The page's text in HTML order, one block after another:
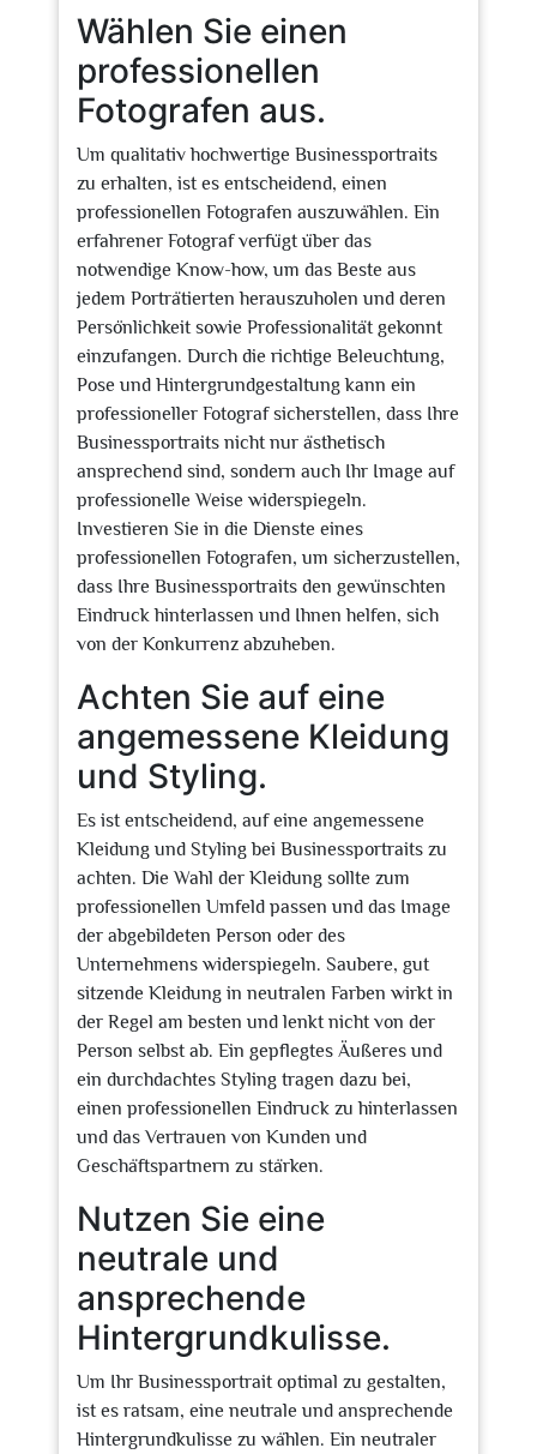
Wählen Sie einen
professionellen
Fotografen aus.
Um qualitativ hochwertige Businessportraits
zu erhalten, ist es entscheidend, einen
professionellen Fotografen auszuwählen. Ein
erfahrener Fotograf verfügt über das
notwendige Know-how, um das Beste aus
jedem Porträtierten herauszuholen und deren
Persönlichkeit sowie Professionalität gekonnt
einzufangen. Durch die richtige Beleuchtung,
Pose und Hintergrundgestaltung kann ein
professioneller Fotograf sicherstellen, dass Ihre
Businessportraits nicht nur ästhetisch
ansprechend sind, sondern auch Ihr Image auf
professionelle Weise widerspiegeln.
Investieren Sie in die Dienste eines
professionellen Fotografen, um sicherzustellen,
dass Ihre Businessportraits den gewünschten
Eindruck hinterlassen und Ihnen helfen, sich
von der Konkurrenz abzuheben.
Achten Sie auf eine
angemessene Kleidung
und Styling.
Es ist entscheidend, auf eine angemessene
Kleidung und Styling bei Businessportraits zu
achten. Die Wahl der Kleidung sollte zum
professionellen Umfeld passen und das Image
der abgebildeten Person oder des
Unternehmens widerspiegeln. Saubere, gut
sitzende Kleidung in neutralen Farben wirkt in
der Regel am besten und lenkt nicht von der
Person selbst ab. Ein gepflegtes Äußeres und
ein durchdachtes Styling tragen dazu bei,
einen professionellen Eindruck zu hinterlassen
und das Vertrauen von Kunden und
Geschäftspartnern zu stärken.
Nutzen Sie eine
neutrale und
ansprechende
Hintergrundkulisse.
Um Ihr Businessportrait optimal zu gestalten,
ist es ratsam, eine neutrale und ansprechende
Hintergrundkulisse zu wählen. Ein neutraler